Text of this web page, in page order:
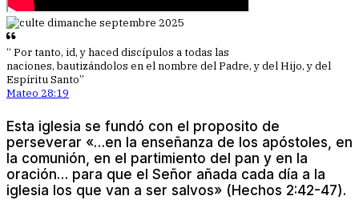
“ Por tanto, id, y haced discípulos a todas las
naciones, bautizándolos en el nombre del Padre, y del Hijo, y del
Espíritu Santo”
Mateo 28:19
Esta iglesia se fundó con el proposito de
perseverar «…en la enseñanza de los apóstoles, en
la comunión, en el partimiento del pan y en la
oración… para que el Señor añada cada día a la
iglesia los que van a ser salvos» (Hechos 2:42-47).